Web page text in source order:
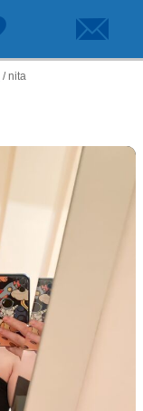
/nita